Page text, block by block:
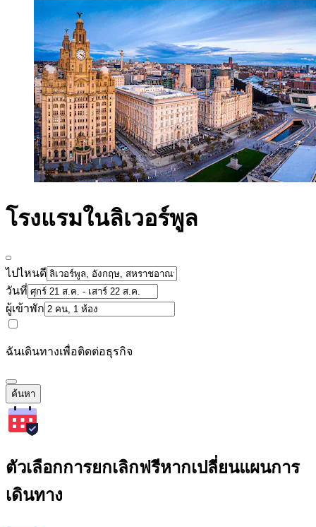
โรงแรมในลิเวอร์พูล
ไปไหนดี
วันที่
ผู้เข้าพัก
ฉันเดินทางเพื่อติดต่อธุรกิจ
ค้นหา
ตัวเลือกการยกเลิกฟรีหากเปลี่ยนแผนการ
เดินทาง